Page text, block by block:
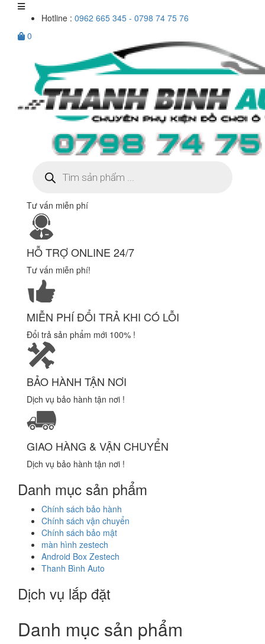
Hotline : 0962 665 345 - 0798 74 75 76
0
kiếm
sản
Tư vấn miễn phí
HỖ TRỢ ONLINE 24/7
Tư vấn miễn phí!
MIỄN PHÍ ĐỔI TRẢ KHI CÓ LỖI
Đổi trả sản phẩm mới 100% !
BẢO HÀNH TẬN NƠI
Dịch vụ bảo hành tận nơi !
GIAO HÀNG & VẬN CHUYỂN
Dịch vụ bảo hành tận nơi !
Danh mục sản phẩm
Chính sách bảo hành
Chính sách vận chuyển
Chính sách bảo mật
màn hình zestech
Android Box Zestech
Thanh Bình Auto
Dịch vụ lắp đặt
Danh mục sản phẩm